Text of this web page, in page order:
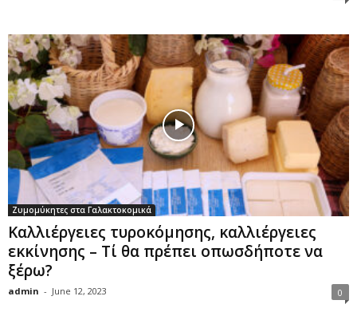
Ζυμομύκητες στα Γαλακτοκομικά
Καλλιέργειες τυροκόμησης, καλλιέργειες
εκκίνησης – Τί θα πρέπει οπωσδήποτε να
ξέρω?
admin - June 12, 2023 0